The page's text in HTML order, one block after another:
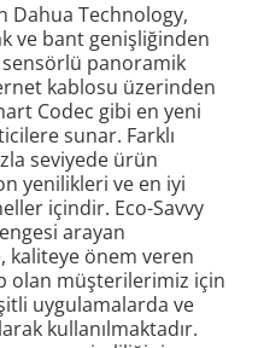
Dahua Technology,
ve bant genişliğinden
panoramik
kablosu üzerinden
Codec gibi en yeni
sunar. Farklı
seviyede ürün
yenilikleri ve en iyi
içindir. Eco-Savvy
arayan
kaliteye önem veren
olan müşterilerimiz için
uygulamalarda ve
kullanılmaktadır.